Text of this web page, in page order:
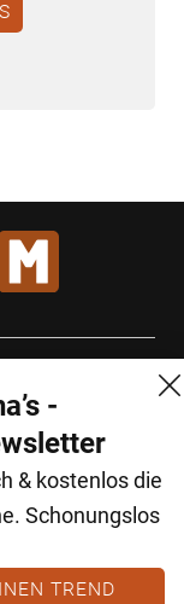
-
& kostenlos die
Schonungslos
TREND